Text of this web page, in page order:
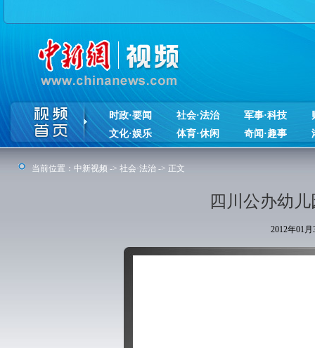
时政·要闻 社会·法治 军事·科技
文化·娱乐
体育·休闲 奇闻·趣事
当前位置： 中新视频 -> 社会·法治 -> 正文
四川公办幼
2012年01